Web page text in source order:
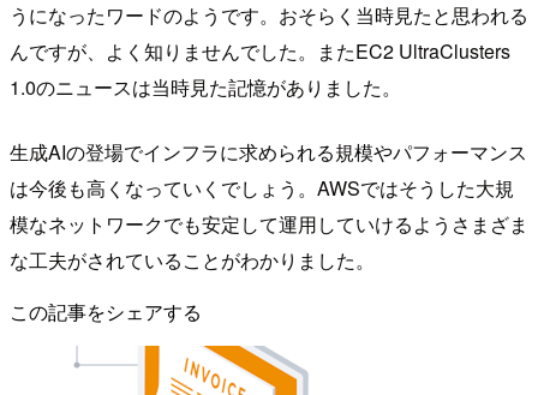
うになったワードのようです。おそらく当時見たと思われる
んですが、よく知りませんでした。またEC2 UltraClusters
1.0のニュースは当時見た記憶がありました。
生成AIの登場でインフラに求められる規模やパフォーマンス
は今後も高くなっていくでしょう。AWSではそうした大規
模なネットワークでも安定して運用していけるようさまざま
な工夫がされていることがわかりました。
この記事をシェアする